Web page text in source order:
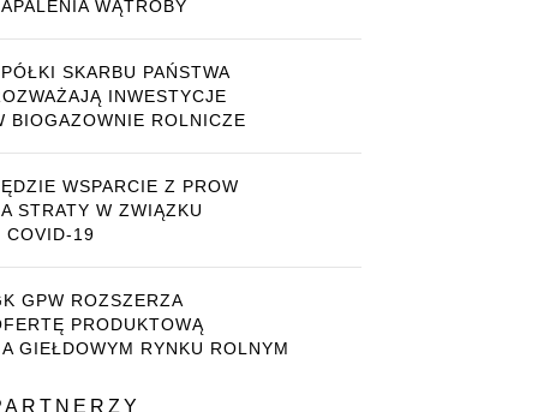
WĄTROBY
SKARBU PAŃSTWA
INWESTYCJE
BIOGAZOWNIE ROLNICZE
WSPARCIE Z PROW
STRATY W ZWIĄZKU
COVID-19
GPW ROZSZERZA
PRODUKTOWĄ
GIEŁDOWYM RYNKU ROLNYM